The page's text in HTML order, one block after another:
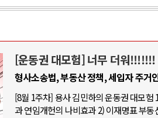
[운동권 대모험] 너무 더워!!!!!!!
형사소송법, 부동산 정책, 세입자 주거
[8월 1주차] 용사 김민하의 운동권 대모험
과 연임개헌의 나비효과 2) 이재명표 부
중국